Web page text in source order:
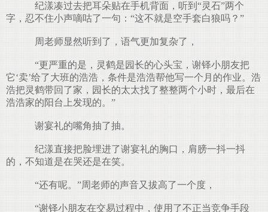
纪漾凑过去把耳朵贴在手机背面，听到“灵石”两个
字，忍不住小声嘀咕了一句：“这不就是空手套白狼吗？”
周老师显然听到了，语气更加复杂了，
“更严重的是，灵鹤是园长的心头宝，谢铎小朋友把
它‘卖’给了大班的浩浩，条件是浩浩帮他写一个月的作业。浩
浩把灵鹤带回了家，园长的太太找了整整两个小时，最后在
浩浩家的阳台上发现的。”
谢宴礼的嘴角抽了抽。
纪漾直接把脸埋进了谢宴礼的胸口，肩膀一抖一抖
的，不知道是在哭还是在笑。
“还有呢。”周老师的声音又拔高了一个度，
“谢铎小朋友在交易过程中，使用了不正当竞争手段